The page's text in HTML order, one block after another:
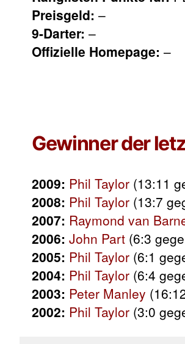
Preisgeld: –
9-Darter: –
Offizielle Homepage: –
Gewinner der
2009: Phil Taylor (13:11
2008: Phil Taylor (13:7
2007: Raymond van
2006: John Part (6:3
2005: Phil Taylor (6:1
2004: Phil Taylor (6:4
2003: Peter Manley
2002: Phil Taylor (3:0